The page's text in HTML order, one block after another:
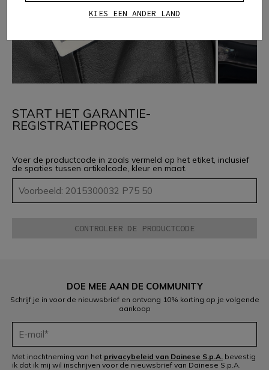
START HET GARANTIE-
REGISTRATIEPROCES
Voer de productcode in zoals vermeld op het etiket, inclusief
de spaties tussen artikelcode, kleur en maat.
DOE MEE AAN DE COMMUNITY
Schrijf je in voor de nieuwsbrief en ontvang 10% korting op je volgende
aankoop
Met inachtneming van het privacybeleid van Dainese S.p.A. bevestig
ik dat ik mij wil inschrijven voor de nieuwsbrief van Dainese S.p.A.
KIES EEN ANDER LAND